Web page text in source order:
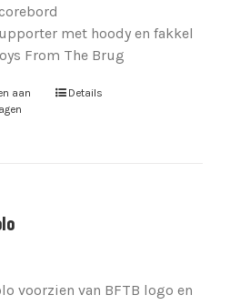
met hoody en fakkel
From The Brug
aan
Details
voorzien van BFTB logo en